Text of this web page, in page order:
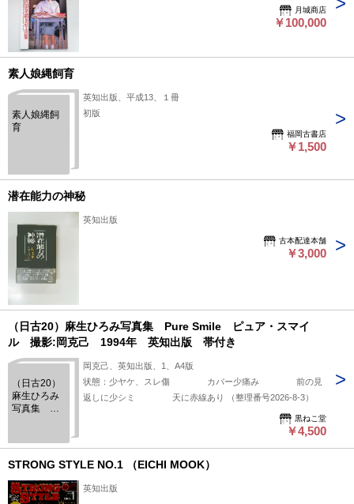
月城商店
￥100,000
素人娘縄飼育
素人娘縄飼
育
英知出版、平成13、１冊
初版
福岡古書店
￥1,500
潜在能力の神秘
英知出版
古本配達本舗
￥3,000
（日古20）麻生ひろみ写真集 Pure Smile ピュア・スマイ
ル 撮影:岡克己 1994年 英知出版 帯付き
（日古20）
麻生ひろみ
写真集
ア・スマイ
ル 撮影:岡
克己 1994
年 英知出
版 帯付き
岡克己、英知出版、1、A4版
状態：少ヤケ、スレ傷 カバー少痛み 前の見
返しに少シミ 天に赤線あり （整理番号2026-8-3）
黒ねこ堂
￥4,500
STRONG STYLE NO.1 （EICHI MOOK）
英知出版